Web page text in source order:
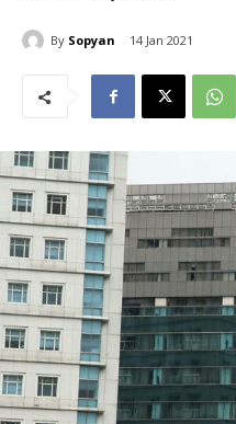
By Sopyan 14 Jan 2021